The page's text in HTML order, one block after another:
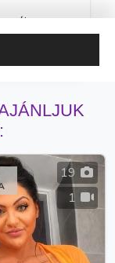
újra
19
1